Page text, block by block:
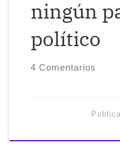
ningún
político
4 Comentarios